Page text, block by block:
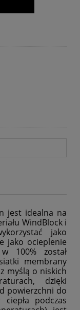
jest idealna na
WindBlock i
jako
jako ocieplenie
100% został
membrany
myślą o niskich
dzięki
powierzchni do
podczas